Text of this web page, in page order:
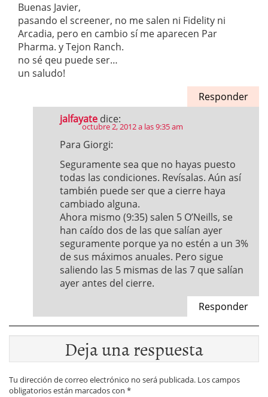
Buenas Javier,
pasando el screener, no me salen ni Fidelity ni
Arcadia, pero en cambio sí me aparecen Par
Pharma. y Tejon Ranch.
no sé qeu puede ser…
un saludo!
Responder
jalfayate dice:
octubre 2, 2012 a las 9:35 am
Para Giorgi:
Seguramente sea que no hayas puesto
todas las condiciones. Revísalas. Aún así
también puede ser que a cierre haya
cambiado alguna.
Ahora mismo (9:35) salen 5 O’Neills, se
han caído dos de las que salían ayer
seguramente porque ya no estén a un 3%
de sus máximos anuales. Pero sigue
saliendo las 5 mismas de las 7 que salían
ayer antes del cierre.
Responder
Deja una respuesta
Tu dirección de correo electrónico no será publicada. Los campos
obligatorios están marcados con *